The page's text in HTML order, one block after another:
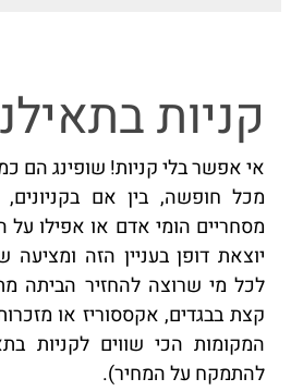
קניות
אי אפשר בלי קניות! שופינג הם
מכל חופשה, בין אם בקניונים,
מסחריים הומי אדם או אפילו על
יוצאת דופן בעניין הזה
לכל מי שרוצה להחזיר הביתה
קצת בבגדים, אקססוריז או
המקומות הכי שווים לקניות
להתמקח על המחיר).